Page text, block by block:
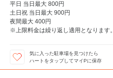
平日 当日最大 800円
土日祝 当日最大 900円
夜間最大 400円
※上限料金は繰り返し適用となります。
気に入った駐車場を見つけたら
ハートをタップしてマイPに保存